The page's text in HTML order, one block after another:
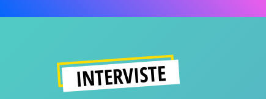
INTERVISTE